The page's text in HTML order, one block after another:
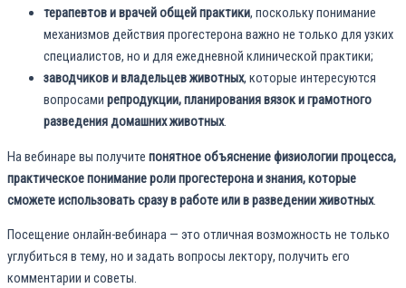
терапевтов и врачей общей практики, поскольку понимание
механизмов действия прогестерона важно не только для узких
специалистов, но и для ежедневной клинической практики;
заводчиков и владельцев животных, которые интересуются
вопросами репродукции, планирования вязок и грамотного
разведения домашних животных.
На вебинаре вы получите понятное объяснение физиологии процесса,
практическое понимание роли прогестерона и знания, которые
сможете использовать сразу в работе или в разведении животных.
Посещение онлайн-вебинара — это отличная возможность не только
углубиться в тему, но и задать вопросы лектору, получить его
комментарии и советы.